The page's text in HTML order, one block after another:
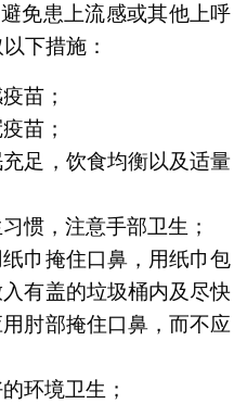
免患上流感或其他上呼
下措施：
苗；
苗；
足，饮食均衡以及适量
惯，注意手部卫生；
巾掩住口鼻，用纸巾包
有盖的垃圾桶内及尽快
肘部掩住口鼻，而不应
环境卫生；